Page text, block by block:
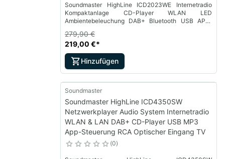
Soundmaster HighLine ICD2023WE Internetradio
Kompaktanlage CD-Player WLAN LED
Ambientebeleuchung DAB+ Bluetooth USB APP-
219,00 €*
279,90 €
Hinzufügen
Soundmaster
Soundmaster HighLine ICD4350SW
Netzwerkplayer Audio System Internetradio
WLAN & LAN DAB+ CD-Player USB MP3
App-Steuerung RCA Optischer Eingang TV
0